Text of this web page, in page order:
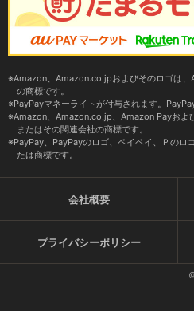
Amazon、Amazon.co.jpおよびそのロゴは
の商標です。
PayPayマネーライトが付与されます。
Amazon、Amazon.co.jp、Amazon Payおよ
またはその関連会社の商標です。
PayPay、PayPayのロゴ、ペイペイ、Ｐのロ
たは商標です。
会社概要
プライバシーポリシー